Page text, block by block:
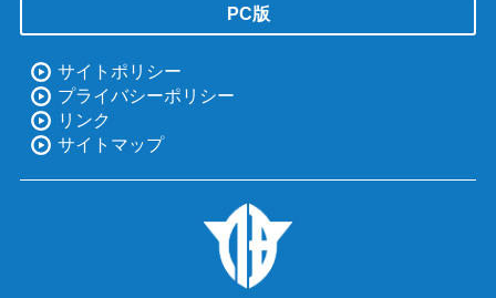
PC版
サイトポリシー
プライバシーポリシー
リンク
サイトマップ